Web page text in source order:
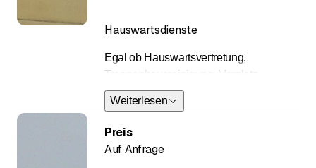
Hauswartsdienste
Egal ob Hauswartsvertretung,
Treppenhausreinigung, Vorplatz
reinigen, Winterdienst oder Rasen
mähen. Wir erledigen alle anfallenden
Arbeiten bei einer Liegenschaft.
Weiterlesen
Preis
Auf Anfrage